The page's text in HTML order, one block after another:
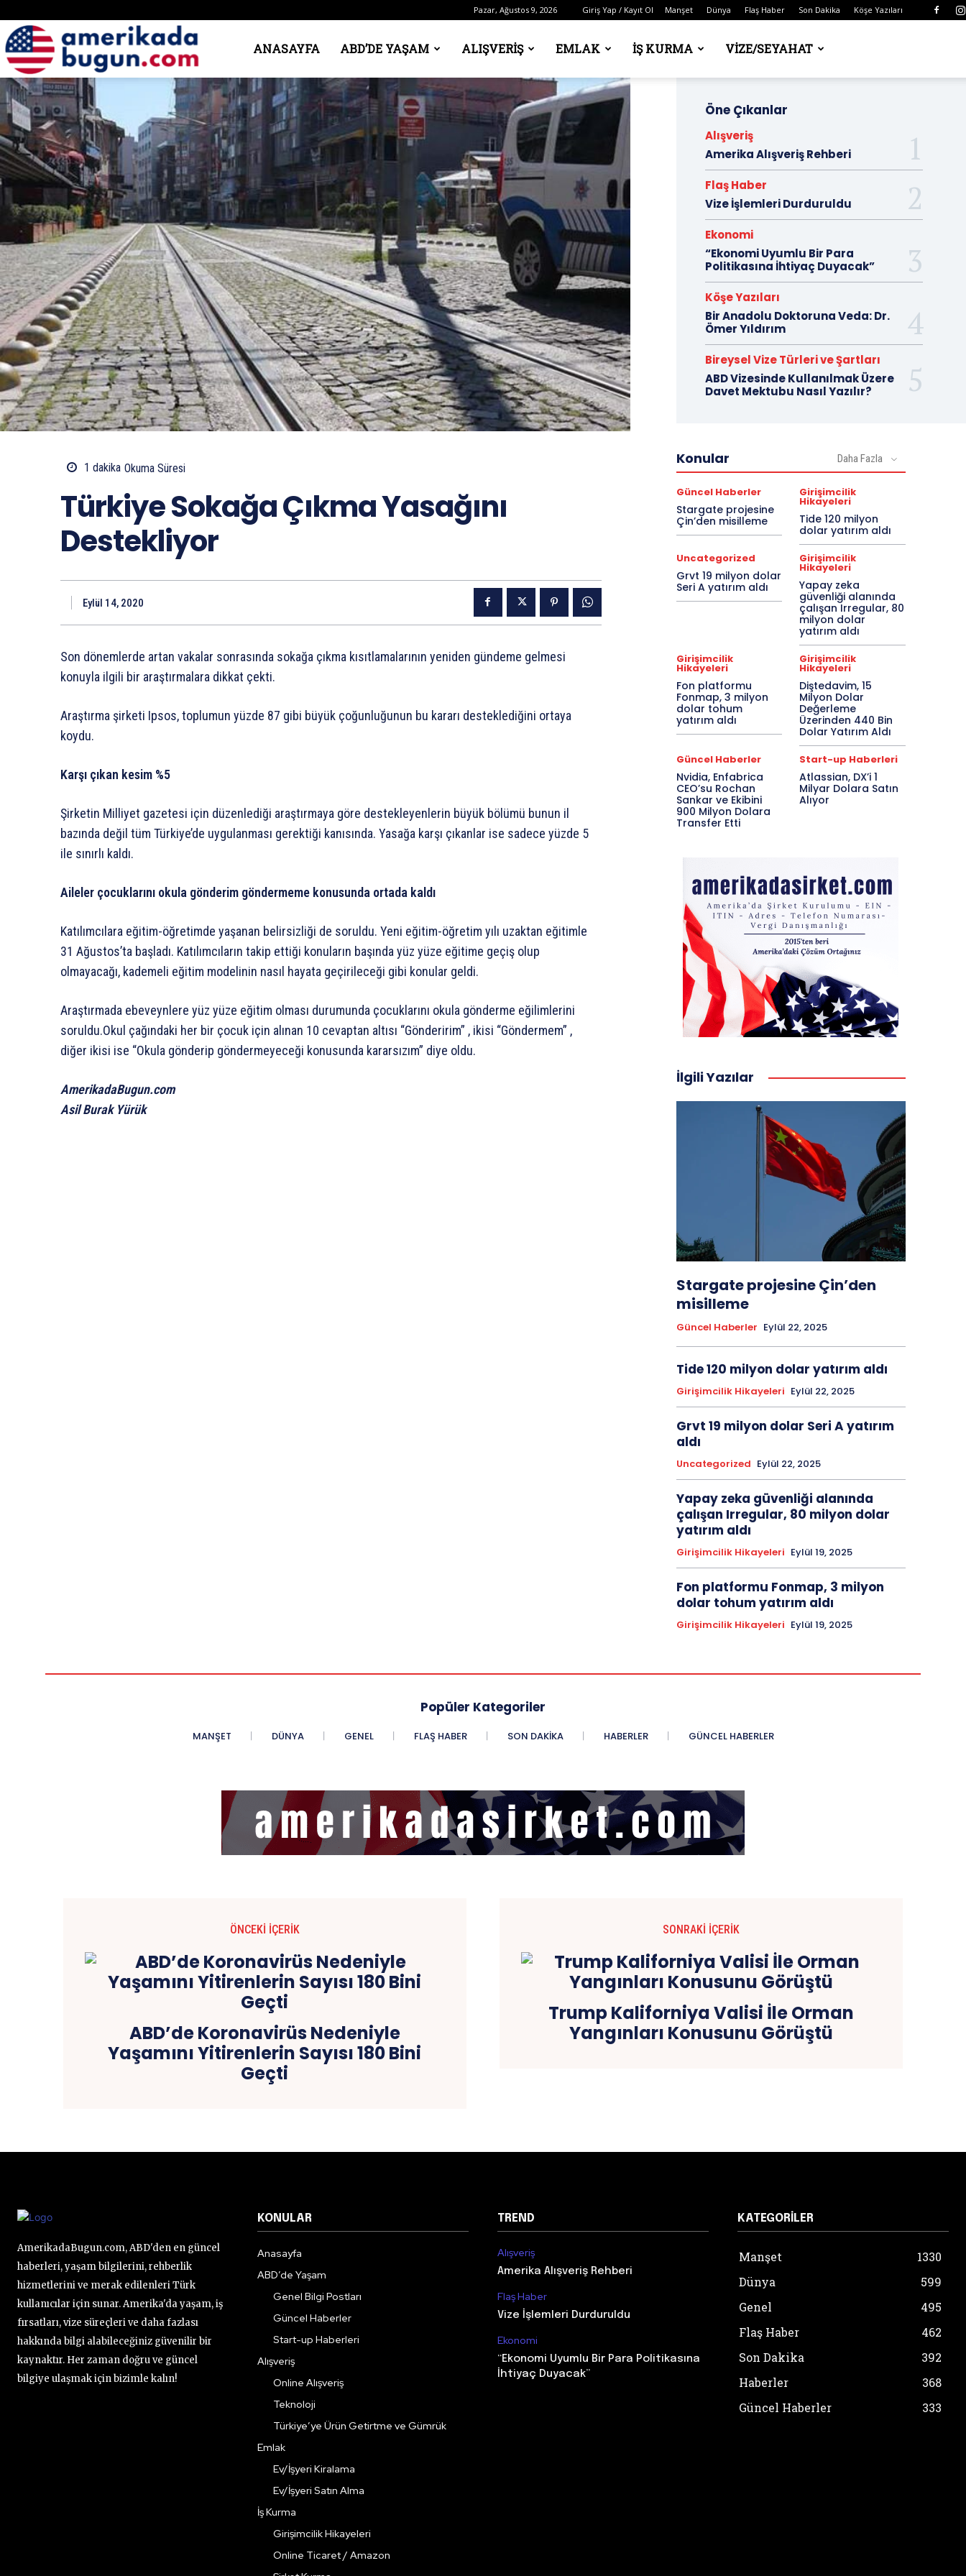
Pazar, Ağustos 9, 2026 Giriş Yap / Kayıt Ol Manşet Dünya Flaş Haber Son Dakika Köşe Yazıları
Amerika’da
Bugün
ANASAYFA ABD’DE YAŞAM ALIŞVERIŞ EMLAK İŞ KURMA VIZE/SEYAHAT
1 dakika Okuma Süresi
Türkiye Sokağa Çıkma Yasağını
Destekliyor
Eylül 14, 2020
Son dönemlerde artan vakalar sonrasında sokağa çıkma kısıtlamalarının yeniden gündeme gelmesi
konuyla ilgili bir araştırmalara dikkat çekti.
Araştırma şirketi Ipsos, toplumun yüzde 87 gibi büyük çoğunluğunun bu kararı desteklediğini ortaya
koydu.
Karşı çıkan kesim %5
Şirketin Milliyet gazetesi için düzenlediği araştırmaya göre destekleyenlerin büyük bölümü bunun il
bazında değil tüm Türkiye’de uygulanması gerektiği kanısında. Yasağa karşı çıkanlar ise sadece yüzde 5
ile sınırlı kaldı.
Aileler çocuklarını okula gönderim göndermeme konusunda ortada kaldı
Katılımcılara eğitim-öğretimde yaşanan belirsizliği de soruldu. Yeni eğitim-öğretim yılı uzaktan eğitimle
31 Ağustos’ta başladı. Katılımcıların takip ettiği konuların başında yüz yüze eğitime geçiş olup
olmayacağı, kademeli eğitim modelinin nasıl hayata geçirileceği gibi konular geldi.
Araştırmada ebeveynlere yüz yüze eğitim olması durumunda çocuklarını okula gönderme eğilimlerini
soruldu.Okul çağındaki her bir çocuk için alınan 10 cevaptan altısı “Gönderirim” , ikisi “Göndermem” ,
diğer ikisi ise “Okula gönderip göndermeyeceği konusunda kararsızım” diye oldu.
AmerikadaBugun.com
Asil Burak Yürük
Öne Çıkanlar
Alışveriş
Amerika Alışveriş Rehberi
Flaş Haber
Vize İşlemleri Durduruldu
Ekonomi
“Ekonomi Uyumlu Bir Para
Politikasına İhtiyaç Duyacak”
Köşe Yazıları
Bir Anadolu Doktoruna Veda: Dr.
Ömer Yıldırım
Bireysel Vize Türleri ve Şartları
ABD Vizesinde Kullanılmak Üzere
Davet Mektubu Nasıl Yazılır?
Konular Daha Fazla
Güncel Haberler
Stargate projesine
Çin’den misilleme
Girişimcilik
Hikayeleri
Tide 120 milyon
dolar yatırım aldı
Uncategorized
Grvt 19 milyon dolar
Seri A yatırım aldı
Girişimcilik
Hikayeleri
Yapay zeka
güvenliği alanında
çalışan Irregular, 80
milyon dolar
yatırım aldı
Girişimcilik
Hikayeleri
Fon platformu
Fonmap, 3 milyon
dolar tohum
yatırım aldı
Girişimcilik
Hikayeleri
Diştedavim, 15
Milyon Dolar
Değerleme
Üzerinden 440 Bin
Dolar Yatırım Aldı
Güncel Haberler
Nvidia, Enfabrica
CEO’su Rochan
Sankar ve Ekibini
900 Milyon Dolara
Transfer Etti
Start-up Haberleri
Atlassian, DX’i 1
Milyar Dolara Satın
Alıyor
İlgili Yazılar
Stargate projesine Çin’den
misilleme
Güncel Haberler Eylül 22, 2025
Tide 120 milyon dolar yatırım aldı
Girişimcilik Hikayeleri Eylül 22, 2025
Grvt 19 milyon dolar Seri A yatırım
aldı
Uncategorized Eylül 22, 2025
Yapay zeka güvenliği alanında
çalışan Irregular, 80 milyon dolar
yatırım aldı
Girişimcilik Hikayeleri Eylül 19, 2025
Fon platformu Fonmap, 3 milyon
dolar tohum yatırım aldı
Girişimcilik Hikayeleri Eylül 19, 2025
Popüler Kategoriler
MANŞET DÜNYA GENEL FLAŞ HABER SON DAKIKA HABERLER GÜNCEL HABERLER
ÖNCEKI İÇERIK
ABD’de Koronavirüs Nedeniyle
Yaşamını Yitirenlerin Sayısı 180 Bini
Geçti
SONRAKI İÇERIK
Trump Kaliforniya Valisi İle Orman
Yangınları Konusunu Görüştü
AmerikadaBugun.com, ABD'den en güncel
haberleri, yaşam bilgilerini, rehberlik
hizmetlerini ve merak edilenleri Türk
kullanıcılar için sunar. Amerika'da yaşam, iş
fırsatları, vize süreçleri ve daha fazlası
hakkında bilgi alabileceğiniz güvenilir bir
kaynaktır. Her zaman doğru ve güncel
bilgiye ulaşmak için bizimle kalın!
KONULAR
Anasayfa
ABD’de Yaşam
Genel Bilgi Postları
Güncel Haberler
Start-up Haberleri
Alışveriş
Online Alışveriş
Teknoloji
Türkiye’ye Ürün Getirtme ve Gümrük
Emlak
Ev/İşyeri Kiralama
Ev/İşyeri Satın Alma
İş Kurma
Girişimcilik Hikayeleri
Online Ticaret / Amazon
TREND
Alışveriş
Amerika Alışveriş Rehberi
Flaş Haber
Vize İşlemleri Durduruldu
Ekonomi
“Ekonomi Uyumlu Bir Para Politikasına
İhtiyaç Duyacak”
KATEGORILER
Manşet
1330
Dünya
599
Genel
495
Flaş Haber
462
Son Dakika
392
Haberler
368
Güncel Haberler
333